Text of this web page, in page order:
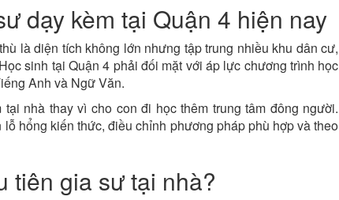
dạy kèm tại Quận 4 hiện nay
là diện tích không lớn nhưng tập trung nhiều khu dân cư,
sinh tại Quận 4 phải đối mặt với áp lực chương trình học
Anh và Ngữ Văn.
tại nhà thay vì cho con đi học thêm trung tâm đông người.
hổng kiến thức, điều chỉnh phương pháp phù hợp và theo
tiên gia sư tại nhà?